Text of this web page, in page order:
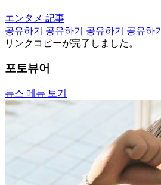
エンタメ 記事
공유하기
공유하기 공유하기 공유하기
リンクコピーが完了しました。
포토뷰어
뉴스 메뉴 보기